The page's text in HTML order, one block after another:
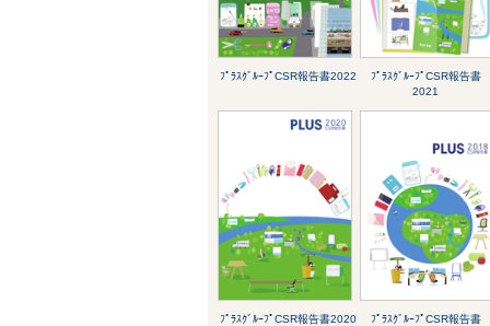
ﾌﾟﾗｽｸﾞﾙｰﾌﾟCSR報告書2022
ﾌﾟﾗｽｸﾞﾙｰﾌﾟCSR報告書
2021
ﾌﾟﾗｽｸﾞﾙｰﾌﾟCSR報告書2020
ﾌﾟﾗｽｸﾞﾙｰﾌﾟCSR報告書